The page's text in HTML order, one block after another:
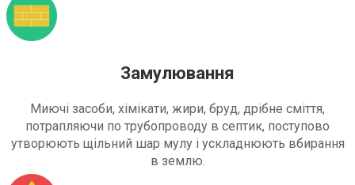
Замулювання
Миючі засоби, хімікати, жири, бруд, дрібне сміття,
потрапляючи по трубопроводу в септик, поступово
утворюють щільний шар мулу і ускладнюють вбирання
в землю.